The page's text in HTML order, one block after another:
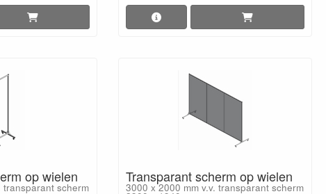
op wielen
transparant scherm
Transparant scherm op wielen
3000 x 2000 mm v.v. transparant scherm